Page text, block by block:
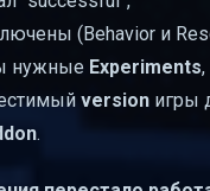
(Behavior и
нужные Experiments,
version игры
.